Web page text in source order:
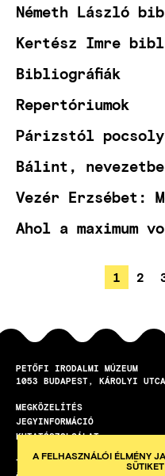
Németh László
Kertész Imre
Bibliográfiák
Repertóriumok
Párizstól
Bálint,
Vezér Erzsébet:
Ahol a maximum
OLDALSZÁMOZÁSOLDAL
1 2
PETŐFI IRODALMI MÚZEUM
1053
BUDAPEST KÁROLYI
LÁBLÉC
MEGKÖZELÍTÉS
JEGYINFORMÁCIÓ
KUTATÓSZOLGÁLAT
TEREMBÉRLET
A FELHASZNÁLÓI ÉLMÉNY